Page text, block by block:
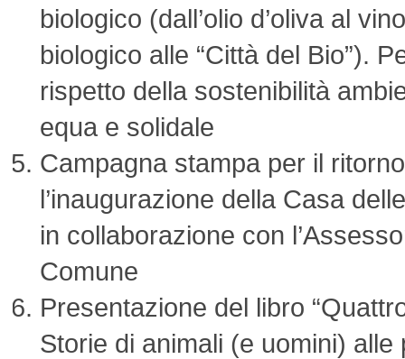
biologico (dall’olio d’oliva al
biologico alle “Città del Bio”).
rispetto della sostenibilità
equa e solidale
Campagna stampa per il
l’inaugurazione della Casa
in collaborazione con
Comune
Presentazione del libro
Storie di animali (e uomini) alle